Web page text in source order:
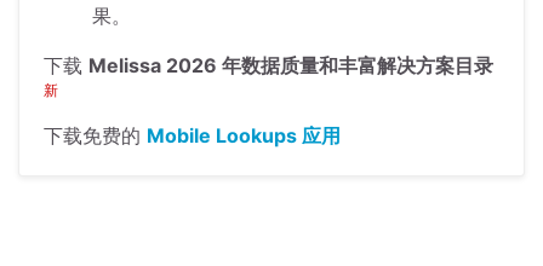
果。
下载 Melissa 2026 年数据质量和丰富解决方案目录
新
下载免费的 Mobile Lookups 应用